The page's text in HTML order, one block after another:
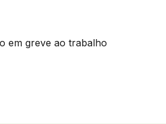
em greve ao trabalho